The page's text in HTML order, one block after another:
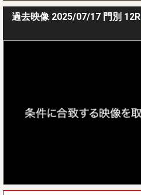
過去映像 2025/07/17 門別 12R